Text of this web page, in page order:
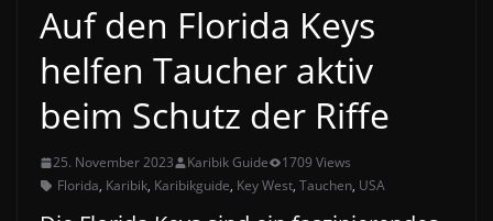
Auf den Florida Keys
helfen Taucher aktiv
beim Schutz der Riffe
25. November 2023 Karibik Guide
1709 Views
Florida, Karibik, Karibikguide, Key West, Tauchen, USA